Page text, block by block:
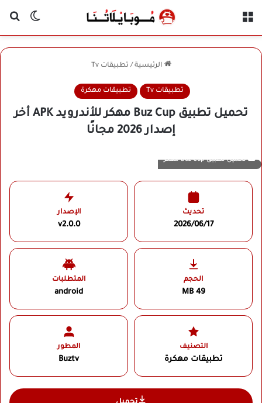
الوضع
الرئيسية / تطبيقات Tv
تطبيقات Tv تطبيقات مهكرة
تحميل تطبيق Buz Cup مهكر للأندرويد APK أخر
إصدار 2026 مجانًا
تحميل تطبيق Buz Cup مهكر
تحديث
2026/06/17
الإصدار
v2.0.0
الحجم
49 MB
المتطلبات
android
التصنيف
تطبيقات مهكرة
المطور
Buztv